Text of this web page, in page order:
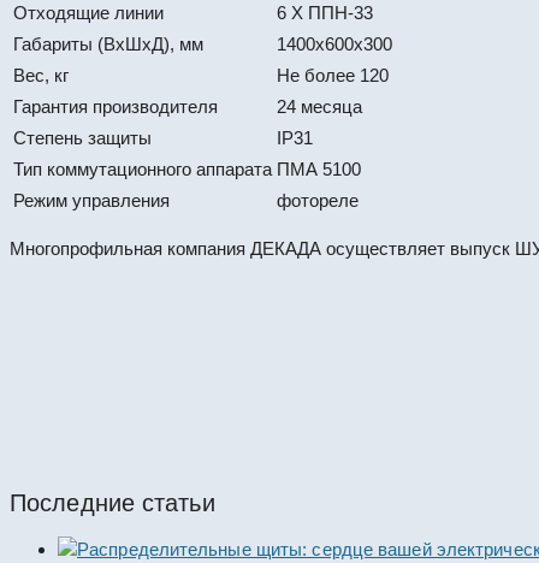
Отходящие линии
6 Х ППН-33
Габариты (ВхШхД), мм
1400х600х300
Вес, кг
Не более 120
Гарантия производителя
24 месяца
Степень защиты
IP31
Тип коммутационного аппарата ПМА 5100
Режим управления
фотореле
Многопрофильная компания ДЕКАДА осуществляет выпуск
Последние статьи